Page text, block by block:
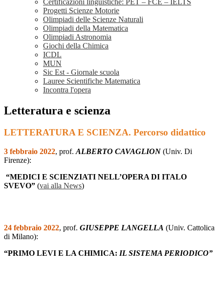
Certificazioni linguistiche: PET – FCE – IELTS
Progetti Scienze Motorie
Olimpiadi delle Scienze Naturali
Olimpiadi della Matematica
Olimpiadi Astronomia
Giochi della Chimica
ICDL
MUN
Sic Est - Giornale scuola
Lauree Scientifiche Matematica
Incontra l'opera
Letteratura e scienza
LETTERATURA E SCIENZA. Percorso didattico
3 febbraio 2022, prof. ALBERTO CAVAGLION (Univ. Di
Firenze):
“MEDICI E SCIENZIATI NELL’OPERA DI ITALO
SVEVO” (vai alla News)
24 febbraio 2022, prof. GIUSEPPE LANGELLA (Univ. Cattolica
di Milano):
“PRIMO LEVI E LA CHIMICA: IL SISTEMA PERIODICO”